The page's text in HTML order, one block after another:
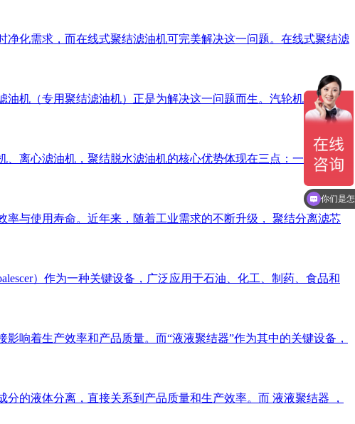
化需求，而在线式聚结滤油机可完美解决这一问题。在线式聚结滤
机（专用聚结滤油机）正是为解决这一问题而生。汽轮机油滤油机
离心滤油机，聚结脱水滤油机的核心优势体现在三点：一是脱水效
与使用寿命。近年来，随着工业需求的不断升级， 聚结分离滤芯
）作为一种关键设备，广泛应用于石油、化工、制药、食品和
响着生产效率和产品质量。而“液液聚结器”作为其中的关键设备，
的液体分离，直接关系到产品质量和生产效率。而 液液聚结器 ，
你们是